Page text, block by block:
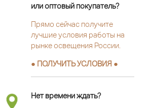
или оптовый покупатель?
Прямо сейчас получите
лучшие условия работы на
рынке освещения России.
● ПОЛУЧИТЬ УСЛОВИЯ ●
Нет времени ждать?